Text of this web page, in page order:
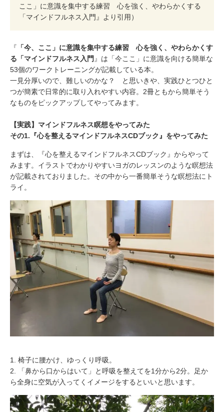
ここ」に意識を集中する練習 心を強く、やわらかくする
「マインドフルネス入門』より引用）
『 「今、ここ」に意識を集中する練習 心を強く、やわらかくす
る「マインドフルネス入門 』は「今ここ」に意識を向ける簡単な
53個のワークトレーニングが記載している本。
一見分厚いので、難しいのかな？ と思いきや、実践ひとつひと
つが簡素で日常的に取り入れやすい内容。2冊ともから簡単そう
なものをピックアップしてやってみます。
【実践】マインドフルネス瞑想をやってみた
その1.『心を整えるマインドフルネスCDブック』をやってみた
まずは、『心を整えるマインドフルネスCDブック』からやって
みます。イラストでわかりやすいヨガのレッスンのような瞑想法
が記載されておりました。その中から一番簡単そうな瞑想法にト
ライ。
1. 椅子に腰かけ、ゆっくり呼吸。
2. 「鼻から口からはいて」と呼吸を整えてを1分から2分。足か
ら全身に空気が入ってくイメージをするといいと思います。